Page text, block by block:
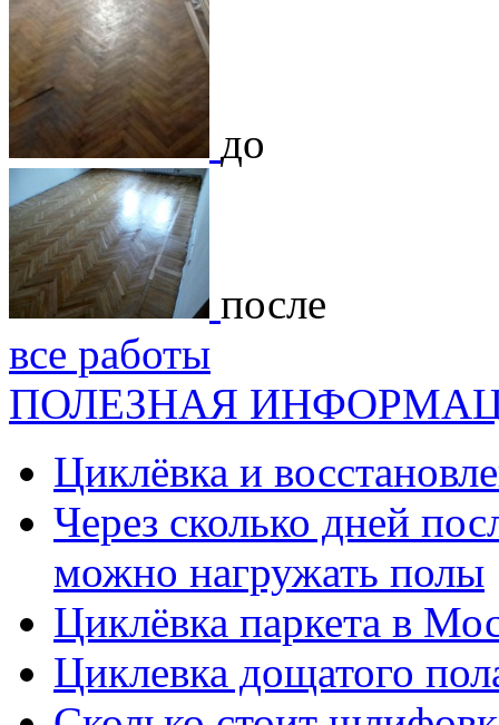
до
после
все работы
ПОЛЕЗНАЯ
Циклёвка и
Через сколько дней
можно нагружать полы
Циклёвка паркета в
Циклевка дощатого